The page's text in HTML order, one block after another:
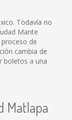
Todavía no
Mante
de
cambia de
boletos a una
Matlapa